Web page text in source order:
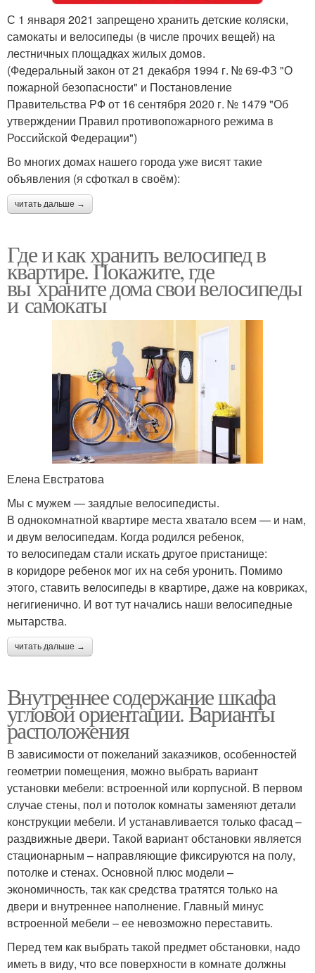
С 1 января 2021 запрещено хранить детские коляски,
самокаты и велосипеды (в числе прочих вещей) на
лестничных площадках жилых домов.
(Федеральный закон от 21 декабря 1994 г. № 69-ФЗ "О
пожарной безопасности" и Постановление
Правительства РФ от 16 сентября 2020 г. № 1479 "Об
утверждении Правил противопожарного режима в
Российской Федерации")
Во многих домах нашего города уже висят такие
объявления (я сфоткал в своём):
читать дальше →
Где и как хранить велосипед в
квартире. Покажите, где
вы храните дома свои велосипеды
и самокаты
Елена Евстратова
Мы с мужем — заядлые велосипедисты.
В однокомнатной квартире места хватало всем — и нам,
и двум велосипедам. Когда родился ребенок,
то велосипедам стали искать другое пристанище:
в коридоре ребенок мог их на себя уронить. Помимо
этого, ставить велосипеды в квартире, даже на ковриках,
негигиенично. И вот тут начались наши велосипедные
мытарства.
читать дальше →
Внутреннее содержание шкафа
угловой ориентации. Варианты
расположения
В зависимости от пожеланий заказчиков, особенностей
геометрии помещения, можно выбрать вариант
установки мебели: встроенной или корпусной. В первом
случае стены, пол и потолок комнаты заменяют детали
конструкции мебели. И устанавливается только фасад –
раздвижные двери. Такой вариант обстановки является
стационарным – направляющие фиксируются на полу,
потолке и стенах. Основной плюс модели –
экономичность, так как средства тратятся только на
двери и внутреннее наполнение. Главный минус
встроенной мебели – ее невозможно переставить.
Перед тем как выбрать такой предмет обстановки, надо
иметь в виду, что все поверхности в комнате должны